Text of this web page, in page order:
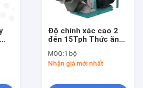
Độ chính xác cao 2
đến 15Tph Thức ăn
làm thức ăn gia súc
MOQ:1 bộ
Nhận giá mới nhất